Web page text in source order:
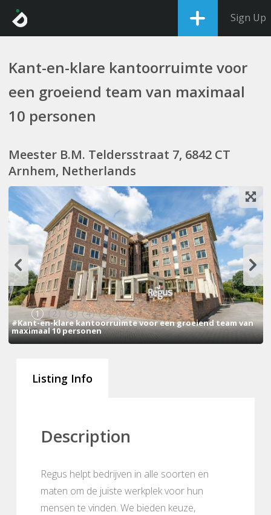
Sign Up
Kant-en-klare kantoorruimte voor
een groeiend team van maximaal
10 personen
Meester B.M. Teldersstraat 7, 6842 CT
Arnhem, Netherlands
1 2 3 4 5 6
#Kant-en-klare kantoorruimte voor een groeiend team van
maximaal 10 personen
Listing Info
Description
Regus helpt bedrijven in alle soorten en
maten om de juiste werkplek voor hun
mensen te vinden. We bieden keuze,